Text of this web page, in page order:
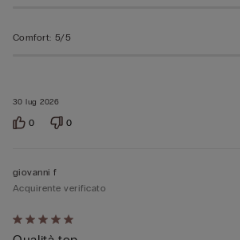
30 lug 2026
Comfort: 5/5
0 0
Valutato
giovanni f
Acquirente verificato